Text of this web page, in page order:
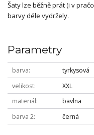
Šaty lze běžně prát (i v
barvy déle vydržely.
Parametry
barva
tyrkysová
velikost
XXL
materiál
bavlna
barva 2
černá